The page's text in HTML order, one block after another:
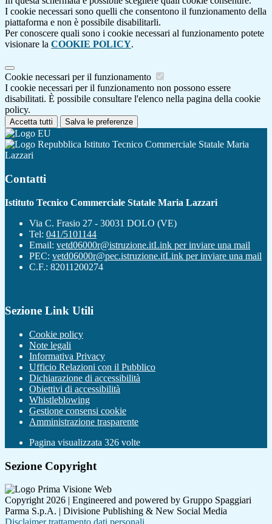
I cookie necessari sono quelli che consentono il funzionamento della
piattaforma e non è possibile disabilitarli.
Per conoscere quali sono i cookie necessari al funzionamento potete
visionare la COOKIE POLICY.
Cookie necessari per il funzionamento
I cookie necessari per il funzionamento non possono essere
disabilitati. È possibile consultare l'elenco nella pagina della cookie
policy.
Accetta tutti Salva le preferenze
Istituto Tecnico Commerciale Statale Maria
Lazzari
Contatti
Istituto Tecnico Commerciale Statale Maria Lazzari
Via C. Frasio 27 - 30031 DOLO (VE)
Tel: 041/5101144
Email: vetd06000r@istruzione.itLink per inviare una mail
PEC: vetd06000r@pec.istruzione.itLink per inviare una mail
C.F.: 82011200274
Sezione Link Utili
Cookie policy
Note legali
Informativa Privacy
Ufficio Relazioni con il Pubblico
Dichiarazione di accessibilità
Obiettivi di accessibilità
Whistleblowing
Gestione consensi cookie
Amministrazione trasparente
Pagina visualizzata 326 volte
Sezione Copyright
Copyright 2026 | Engineered and powered by Gruppo Spaggiari
Parma S.p.A. | Divisione Publishing & New Social Media